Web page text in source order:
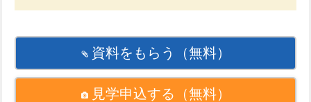
資料をもらう （無料）
見学申込する （無料）